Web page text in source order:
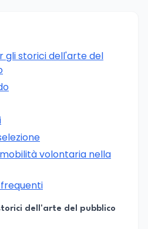
gli storici dell'arte del
volontaria nella
dell'arte del pubblico